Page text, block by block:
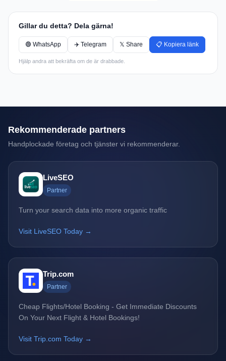
Gillar du detta? Dela gärna!
🟢 WhatsApp ✈️ Telegram 𝕏 Share 📋 Kopiera länk
Hjälp andra att bekräfta om de är drabbade.
Rekommenderade partners
Handplockade företag och tjänster vi rekommenderar.
LiveSEO
Partner
Turn your search data into more organic traffic
Visit LiveSEO Today →
Trip.com
Partner
Cheap Flights/Hotel Booking - Get Immediate Discounts
On Your Next Flight & Hotel Bookings!
Visit Trip.com Today →